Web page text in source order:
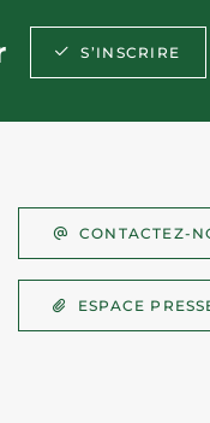
S’INSCRIRE
CONTACTEZ-
ESPACE